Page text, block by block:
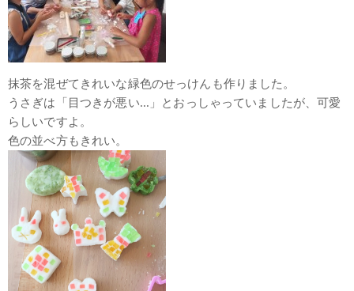
抹茶を混ぜてきれいな緑色のせっけんも作りました。
うさぎは「目つきが悪い...」とおっしゃっていましたが、可愛
らしいですよ。
色の並べ方もきれい。